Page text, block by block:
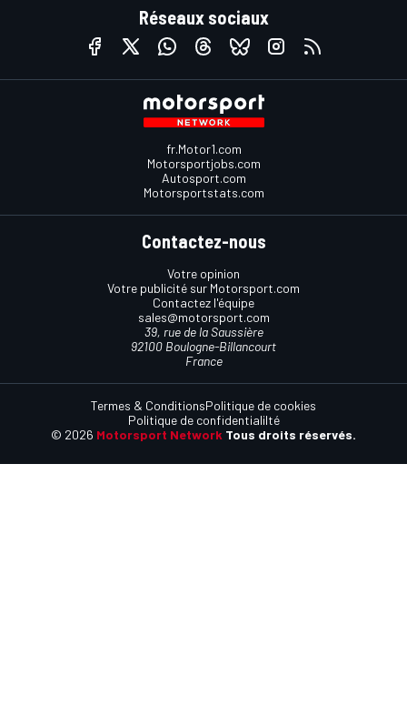
Réseaux sociaux
fr.Motor1.com
Motorsportjobs.com
Autosport.com
Motorsportstats.com
Contactez-nous
Votre opinion
Votre publicité sur Motorsport.com
Contactez l'équipe
sales@motorsport.com
39, rue de la Saussière
92100 Boulogne-Billancourt
France
© 2026 Motorsport Network Tous droits réservés.
Termes & ConditionsPolitique de cookies
Politique de confidentialilté